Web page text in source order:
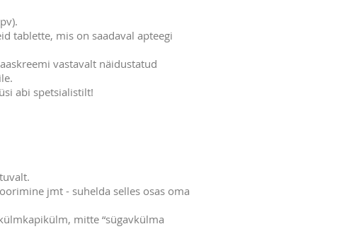
tablette, mis on saadaval apteegi
vastavalt näidustatud
abi spetsialistilt!
jmt - suhelda selles osas oma
mitte “sügavkülma